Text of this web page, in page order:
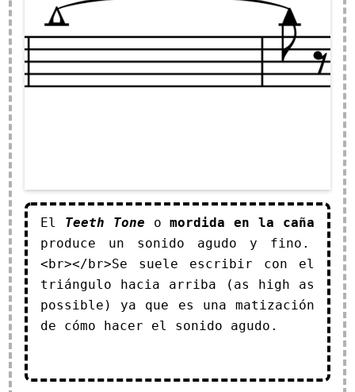
El Teeth Tone o mordida en la caña
produce un sonido agudo y fino.
<br></br>Se suele escribir con el
triángulo hacia arriba (as high as
possible) ya que es una matización
de cómo hacer el sonido agudo.